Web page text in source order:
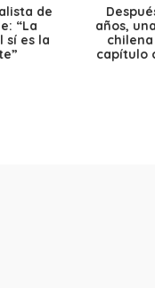
de
“La
sí es la
años,
capítulo